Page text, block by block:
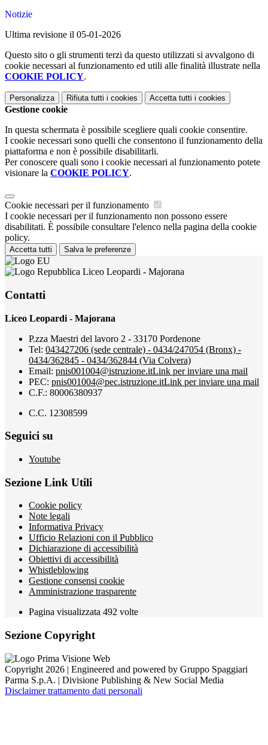
Notizie
Ultima revisione il 05-01-2026
Questo sito o gli strumenti terzi da questo utilizzati si avvalgono di
cookie necessari al funzionamento ed utili alle finalità illustrate nella
COOKIE POLICY.
Personalizza Rifiuta tutti i cookies Accetta tutti i cookies
Gestione cookie
In questa schermata è possibile scegliere quali cookie consentire.
I cookie necessari sono quelli che consentono il funzionamento della
piattaforma e non è possibile disabilitarli.
Per conoscere quali sono i cookie necessari al funzionamento potete
visionare la COOKIE POLICY.
Cookie necessari per il funzionamento
I cookie necessari per il funzionamento non possono essere
disabilitati. È possibile consultare l'elenco nella pagina della cookie
policy.
Accetta tutti Salva le preferenze
Liceo Leopardi - Majorana
Contatti
Liceo Leopardi - Majorana
P.zza Maestri del lavoro 2 - 33170 Pordenone
Tel: 043427206 (sede centrale) - 0434/247054 (Bronx) -
0434/362845 - 0434/362844 (Via Colvera)
Email: pnis001004@istruzione.itLink per inviare una mail
PEC: pnis001004@pec.istruzione.itLink per inviare una mail
C.F.: 80006380937
C.C. 12308599
Seguici su
Youtube
Sezione Link Utili
Cookie policy
Note legali
Informativa Privacy
Ufficio Relazioni con il Pubblico
Dichiarazione di accessibilità
Obiettivi di accessibilità
Whistleblowing
Gestione consensi cookie
Amministrazione trasparente
Pagina visualizzata 492 volte
Sezione Copyright
Copyright 2026 | Engineered and powered by Gruppo Spaggiari
Parma S.p.A. | Divisione Publishing & New Social Media
Disclaimer trattamento dati personali